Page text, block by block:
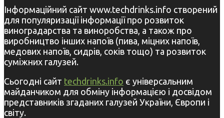
Інформаційний сайт www.techdrinks.info створений
для популяризації інформації про розвиток
виноградарства та виноробства, а також про
виробництво інших напоїв (пива, міцних напоїв,
медових напоїв, сидрів, соків тощо) та розвиток
суміжних галузей.
Сьогодні сайт techdrinks.info є універсальним
майданчиком для обміну інформацією і досвідом
представників згаданих галузей України, Європи і
світу.